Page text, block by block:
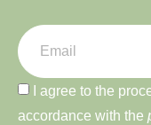
I agree to the
accordance with the